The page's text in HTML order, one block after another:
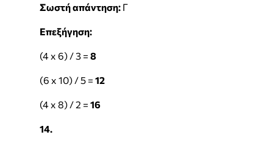
Σωστή απάντηση: Γ
Επεξήγηση:
(4 x 6) / 3 = 8
(6 x 10) / 5 = 12
(4 x 8) / 2 = 16
14.